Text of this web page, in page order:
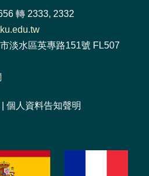
轉 2333, 2332
淡水區英專路151號 FL507
個人資料告知聲明